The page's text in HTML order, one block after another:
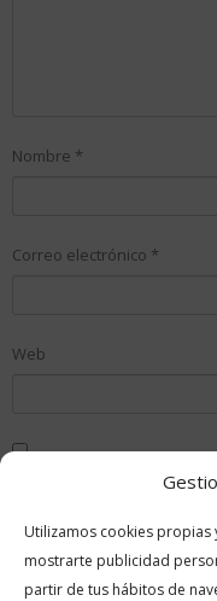
Utilizamos cookies propias
mostrarte publicidad
partir de tus hábitos de
Nombre *
Correo electrónico *
Web
Guarda mi nombre,